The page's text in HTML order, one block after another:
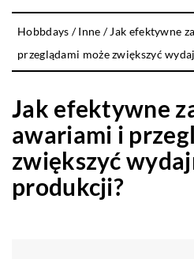
Hobbdays /Inne / Jak efektywne
przeglądami może zwiększyć
Jak efektywne
awariami i
zwiększyć
produkcji?